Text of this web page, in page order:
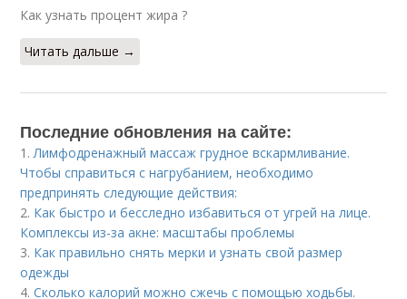
Как узнать процент жира ?
Читать дальше →
Последние обновления на сайте:
1. Лимфодренажный массаж грудное вскармливание.
Чтобы справиться с нагрубанием, необходимо
предпринять следующие действия:
2. Как быстро и бесследно избавиться от угрей на лице.
Комплексы из-за акне: масштабы проблемы
3. Как правильно снять мерки и узнать свой размер
одежды
4.Сколько калорий можно сжечь с помощью ходьбы.